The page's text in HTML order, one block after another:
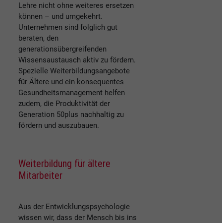
Lehre nicht ohne weiteres ersetzen
können – und umgekehrt.
Unternehmen sind folglich gut
beraten, den
generationsübergreifenden
Wissensaustausch aktiv zu fördern.
Spezielle Weiterbildungsangebote
für Ältere und ein konsequentes
Gesundheitsmanagement helfen
zudem, die Produktivität der
Generation 50plus nachhaltig zu
fördern und auszubauen.
Weiterbildung für ältere
Mitarbeiter
Aus der Entwicklungspsychologie
wissen wir, dass der Mensch bis ins